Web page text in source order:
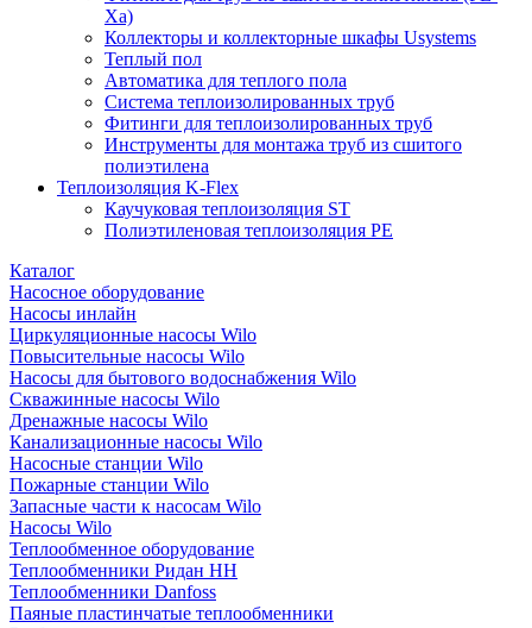
Xa)
Коллекторы и коллекторные шкафы Usystems
Теплый пол
Автоматика для теплого пола
Система теплоизолированных труб
Фитинги для теплоизолированных труб
Инструменты для монтажа труб из сшитого
полиэтилена
Теплоизоляция K-Flex
Каучуковая теплоизоляция ST
Полиэтиленовая теплоизоляция PE
Каталог
Насосное оборудование
Насосы инлайн
Циркуляционные насосы Wilo
Повысительные насосы Wilo
Насосы для бытового водоснабжения Wilo
Скважинные насосы Wilo
Дренажные насосы Wilo
Канализационные насосы Wilo
Насосные станции Wilo
Пожарные станции Wilo
Запасные части к насосам Wilo
Насосы Wilo
Теплообменное оборудование
Теплообменники Ридан НН
Теплообменники Danfoss
Паяные пластинчатые теплообменники